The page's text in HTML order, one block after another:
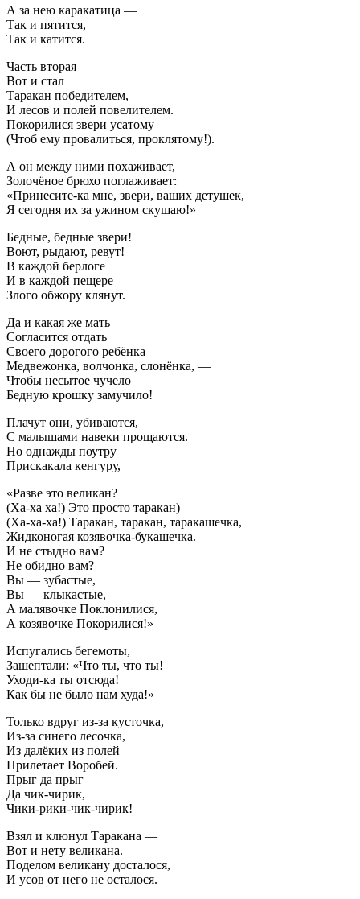
А за нею каракатица —
Так и пятится,
Так и катится.
Часть вторая
Вот и стал
Таракан победителем,
И лесов и полей повелителем.
Покорилися звери усатому
(Чтоб ему провалиться, проклятому!).
А он между ними похаживает,
Золочёное брюхо поглаживает:
«Принесите-ка мне, звери, ваших детушек,
Я сегодня их за ужином скушаю!»
Бедные, бедные звери!
Воют, рыдают, ревут!
В каждой берлоге
И в каждой пещере
Злого обжору клянут.
Да и какая же мать
Согласится отдать
Своего дорогого ребёнка —
Медвежонка, волчонка, слонёнка, —
Чтобы несытое чучело
Бедную крошку замучило!
Плачут они, убиваются,
С малышами навеки прощаются.
Но однажды поутру
Прискакала кенгуру,
«Разве это великан?
(Ха-ха ха!) Это просто таракан)
(Ха-ха-ха!) Таракан, таракан, таракашечка,
Жидконогая козявочка-букашечка.
И не стыдно вам?
Не обидно вам?
Вы — зубастые,
Вы — клыкастые,
А малявочке Поклонилися,
А козявочке Покорилися!»
Испугались бегемоты,
Зашептали: «Что ты, что ты!
Уходи-ка ты отсюда!
Как бы не было нам худа!»
Только вдруг из-за кусточка,
Из-за синего лесочка,
Из далёких из полей
Прилетает Воробей.
Прыг да прыг
Да чик-чирик,
Чики-рики-чик-чирик!
Взял и клюнул Таракана —
Вот и нету великана.
Поделом великану досталося,
И усов от него не осталося.